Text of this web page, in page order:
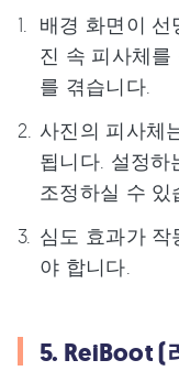
배경 화면이
진 속 피사체를
를 겪습니다.
사진의 피사체
됩니다. 설정하
조정하실 수 있
심도 효과가 작
야 합니다.
5. ReiBoot (